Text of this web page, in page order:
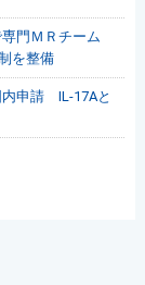
門ＭＲチーム
を整備
申請 IL-17Aと